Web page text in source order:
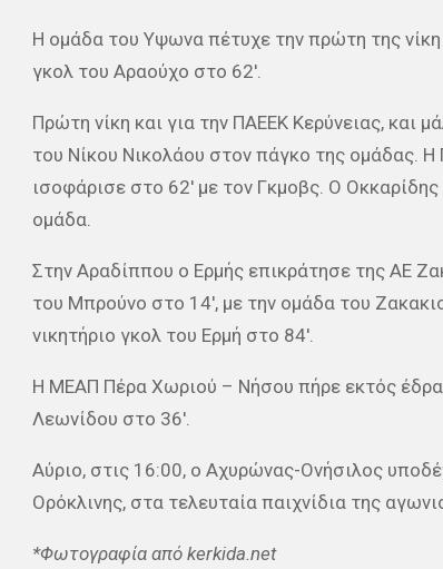
Η ομάδα του Υψωνα πέτυχε την πρώτη της
γκολ του Αραούχο στο 62′.
Πρώτη νίκη και για την ΠΑΕΕΚ Κερύνειας, και
του Νίκου Νικολάου στον πάγκο της ομάδας. Η
ισοφάρισε στο 62′ με τον Γκμοβς. Ο
ομάδα.
Στην Αραδίππου ο Ερμής επικράτησε της ΑΕ
του Μπρούνο στο 14′, με την ομάδα του
νικητήριο γκολ του Ερμή στο 84′.
Η ΜΕΑΠ Πέρα Χωριού – Νήσου πήρε εκτός
Λεωνίδου στο 36′.
Αύριο, στις 16:00, ο Αχυρώνας-Ονήσιλος
Ορόκλινης, στα τελευταία παιχνίδια της
*Φωτογραφία από kerkida.net